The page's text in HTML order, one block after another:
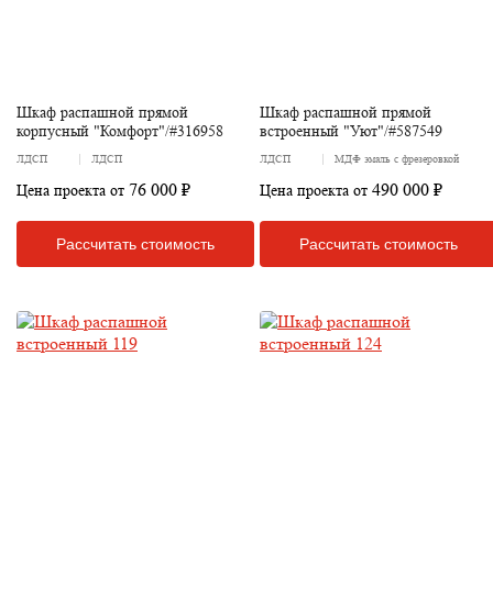
Шкаф распашной прямой
корпусный "Комфорт"/#316958
ЛДСП ЛДСП
Цена проекта от 76 000 ₽
Рассчитать стоимость
Шкаф распашной прямой
встроенный "Уют"/#587549
ЛДСП МДФ эмаль с фрезеровкой
Цена проекта от 490 000 ₽
Рассчитать стоимость